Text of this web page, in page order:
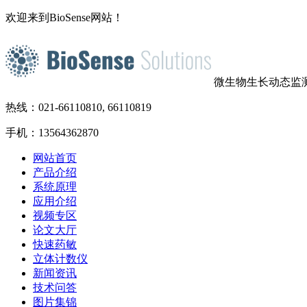
欢迎来到BioSense网站！
微生物生长动态监
热线：021-66110810, 66110819
手机：13564362870
网站首页
产品介绍
系统原理
应用介绍
视频专区
论文大厅
快速药敏
立体计数仪
新闻资讯
技术问答
图片集锦